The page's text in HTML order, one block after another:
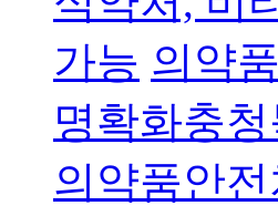
가능 의약
명확화충
의약품안